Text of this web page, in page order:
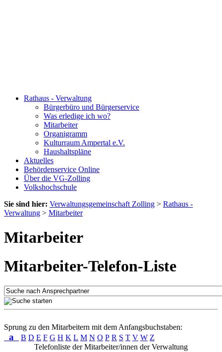
Rathaus - Verwaltung
Bürgerbüro und Bürgerservice
Was erledige ich wo?
Mitarbeiter
Organigramm
Kulturraum Ampertal e.V.
Haushaltspläne
Aktuelles
Behördenservice Online
Über die VG-Zolling
Volkshochschule
Sie sind hier: Verwaltungsgemeinschaft Zolling > Rathaus -
Verwaltung > Mitarbeiter
Mitarbeiter
Mitarbeiter-Telefon-Liste
Sprung zu den Mitarbeitern mit dem Anfangsbuchstaben:
a B D E F G H K L M N O P R S T V W Z
Telefonliste der Mitarbeiter/innen der Verwaltung